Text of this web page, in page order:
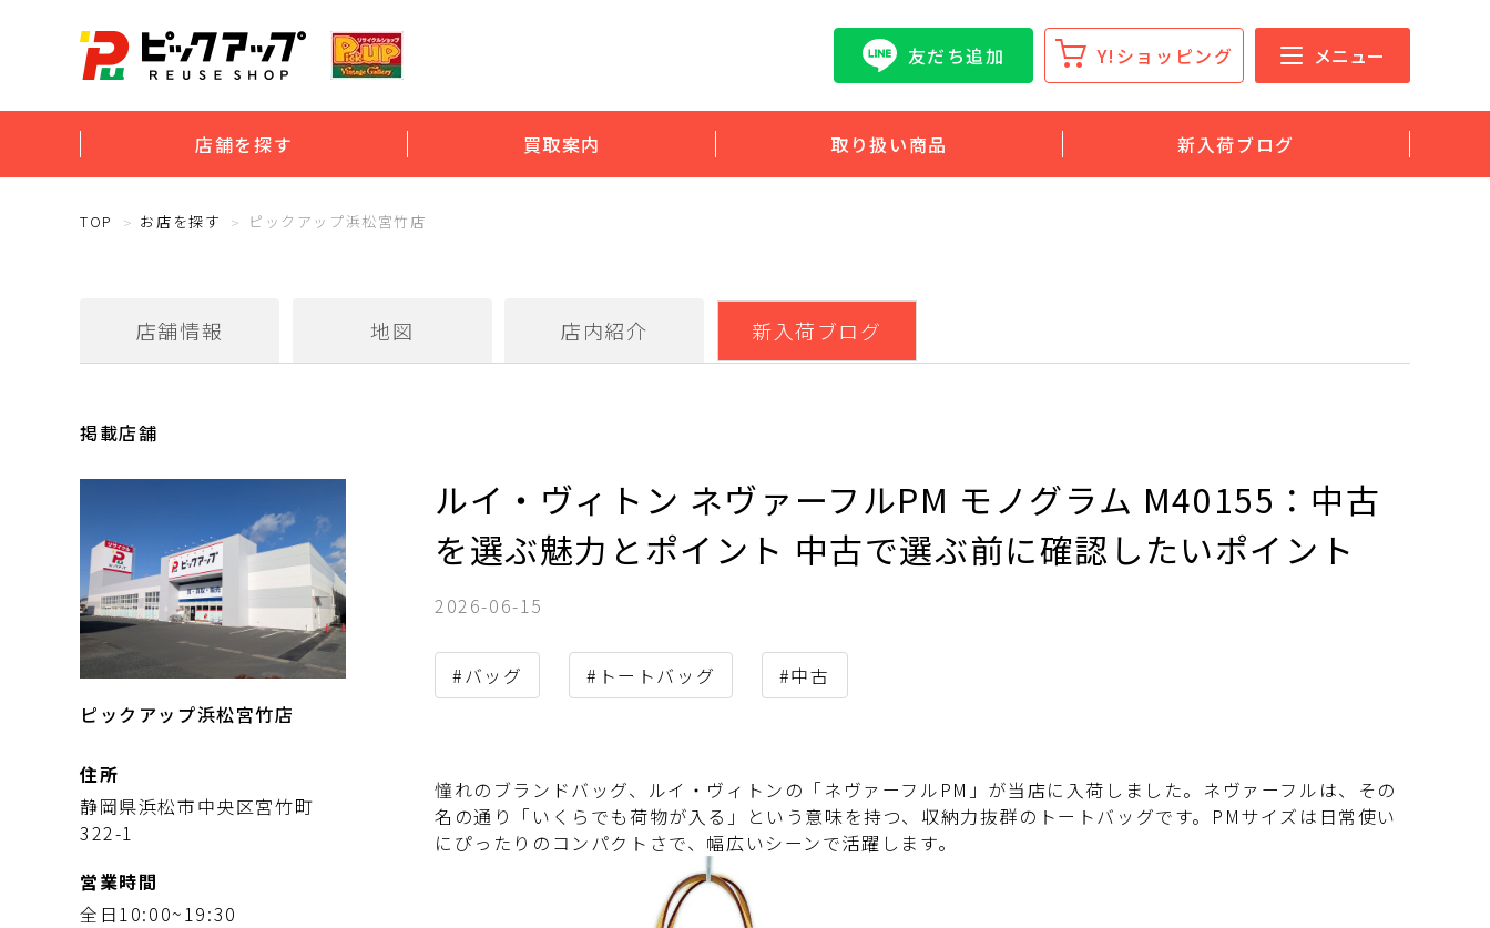
友だち追加 Y!ショッピング メニュー
店舗を探す 買取案内 取り扱い商品 新入荷ブログ
TOP お店を探す ピックアップ浜松宮竹店
店舗情報 地図 店内紹介 新入荷ブログ
掲載店舗
ピックアップ浜松宮竹店
住所
静岡県浜松市中央区宮竹町
322-1
営業時間
全日10:00~19:30
ルイ・ヴィトン ネヴァーフルPM モノグラム M40155：中古
を選ぶ魅力とポイント 中古で選ぶ前に確認したいポイント
2026-06-15
#バッグ #トートバッグ #中古
憧れのブランドバッグ、ルイ・ヴィトンの「ネヴァーフルPM」が当店に入荷しました。ネヴァーフルは、その
名の通り「いくらでも荷物が入る」という意味を持つ、収納力抜群のトートバッグです。PMサイズは日常使い
にぴったりのコンパクトさで、幅広いシーンで活躍します。